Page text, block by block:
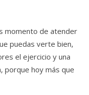
momento de atender
puedas verte bien,
el ejercicio y una
porque hoy más que